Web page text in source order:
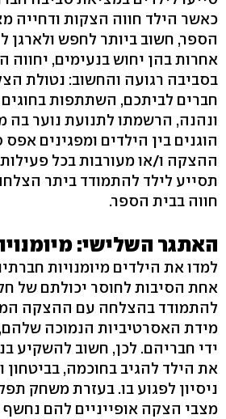
כאשר הילד חווה הצקות ודחייה
הספר, חשוב ביותר לחפש ולארגן
אחרות בהן יחוש בנעימים, יחווה
בסביבה רגועה והחשוב: נטולת
חברים לביתכם, השתתפות
ונהנה, הרשמתו לתנועת נוער בה
הוגנים בין הילדים ומפגינים
ההצקה ו/או מעורבות בכל
תסייע לילד להתמודד ביתר
חווה בבית הספר.
האתגר השלישי:
למדו את הילדים מיומנויות
אחת הסיבות לחוסר יכולתם של
להתמודד בהצלחה עם ההצקה
מידת האסרטיביות הנמוכה
ידי חבריהם. לכן, חשוב להשקיע
את הילד להגיב בחוכמה, בביטחון
ניסיון לפגוע בו. בעזרת משחק
מצבי הצקה אופייניים להם נחשף